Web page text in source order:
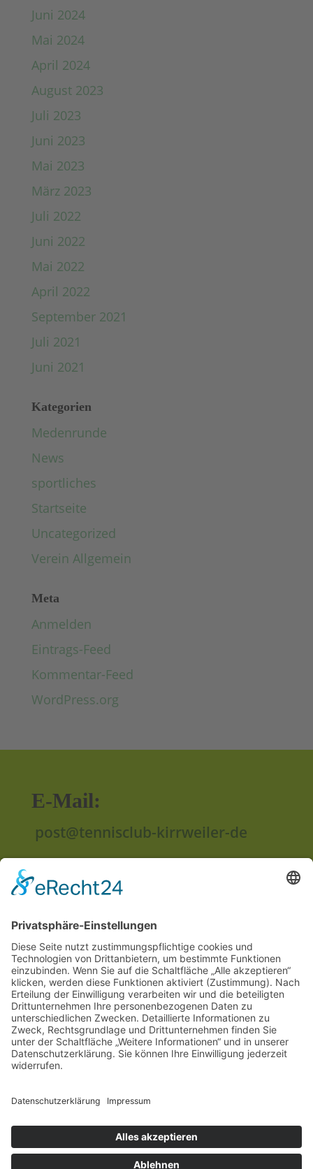
Juni 2024
Mai 2024
April 2024
August 2023
Juli 2023
Juni 2023
Mai 2023
März 2023
Juli 2022
Juni 2022
Mai 2022
April 2022
September 2021
Juli 2021
Juni 2021
Kategorien
Medenrunde
News
sportliches
Startseite
Uncategorized
Verein Allgemein
Meta
Anmelden
Eintrags-Feed
Kommentar-Feed
WordPress.org
E-Mail:
post@tennisclub-kirrweiler-de
Im Unterried
67489 Kirrweiler
Rechtliches
Impressum